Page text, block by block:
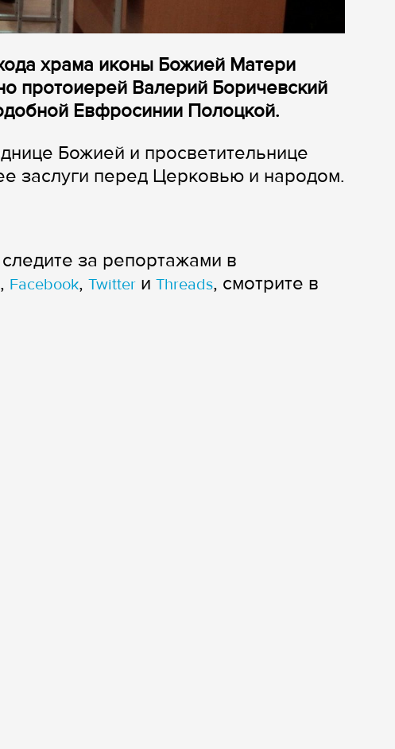
храма иконы Божией Матери
протоиерей Валерий Боричевский
Евфросинии Полоцкой.
Божией и просветительнице
заслуги перед Церковью и народом.
за репортажами в
, Facebook, Twitter и Threads, смотрите в